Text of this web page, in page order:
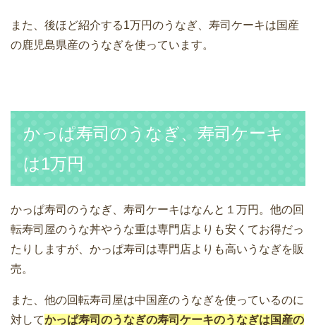
また、後ほど紹介する1万円のうなぎ、寿司ケーキは国産
の鹿児島県産のうなぎを使っています。
かっぱ寿司のうなぎ、寿司ケーキ
は1万円
かっぱ寿司のうなぎ、寿司ケーキはなんと１万円。他の回
転寿司屋のうな丼やうな重は専門店よりも安くてお得だっ
たりしますが、かっぱ寿司は専門店よりも高いうなぎを販
売。
また、他の回転寿司屋は中国産のうなぎを使っているのに
対してかっぱ寿司のうなぎの寿司ケーキのうなぎは国産の